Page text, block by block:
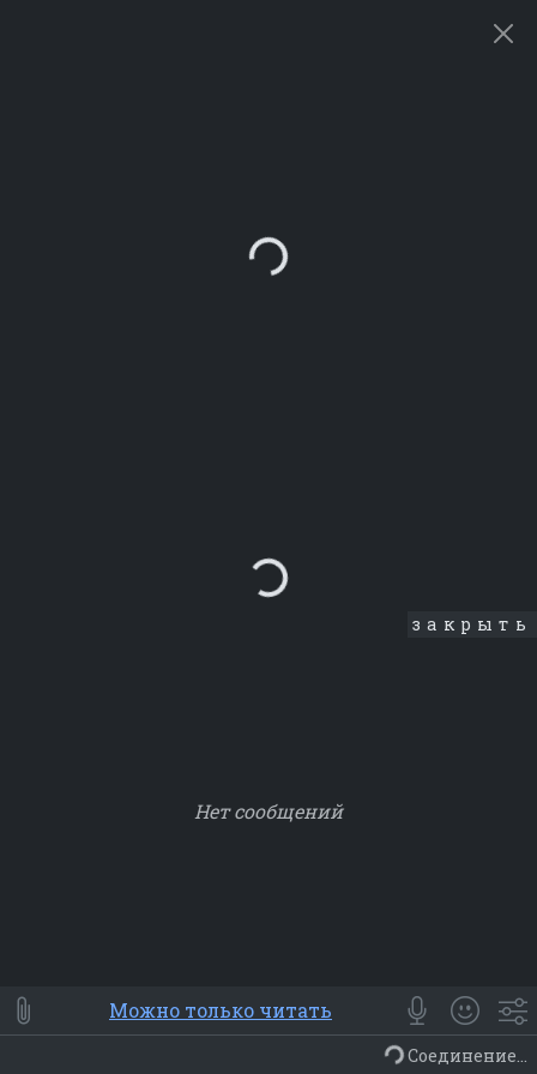
Loading...
закрыть
Нет сообщений
⭐ Мои Smile
😀 Emoji
Смайлики
Люди Животные Еда Объекты
Можно только читать
Соединение...